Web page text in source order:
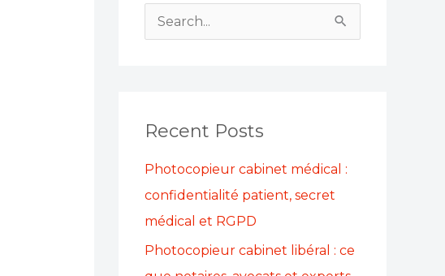
c
:
Recent Posts
Photocopieur cabinet médical :
confidentialité patient, secret
médical et RGPD
Photocopieur cabinet libéral : ce